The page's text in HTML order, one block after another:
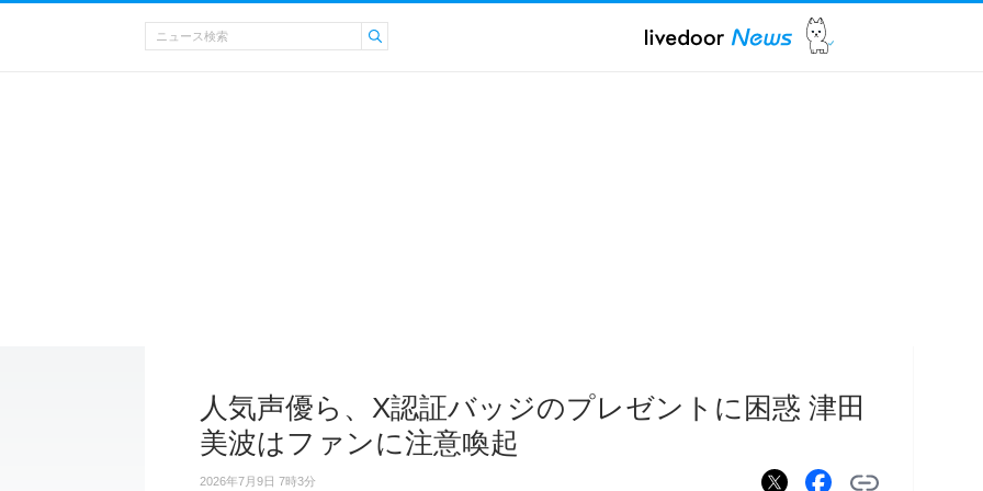
人気声優ら、X認証バッジのプレゼントに困惑 津田
美波はファンに注意喚起
2026年7月9日 7時3分